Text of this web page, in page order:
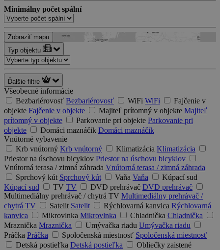
Minimálny počet spální
Zobraziť mapu
Typ objektu
Ďalšie filtre
Všeobecné informácie
Bezbariérovosť Bezbariérovosť WiFi WiFi
Fajčenie v
objekte Fajčenie v objekte Majiteľ prítomný v objekte Majiteľ
prítomný v objekte
Parkovanie pri objekte Parkovanie pri
objekte
Domáci maznáčik Domáci maznáčik
Vnútorné vybavenie
Krb vnútorný Krb vnútorný Klimatizácia Klimatizácia
Priestor na úschovu bicyklov Priestor na úschovu bicyklov
Vnútorná terasa / zimná záhrada Vnútorná terasa / zimná záhrada
Sprchový kút Sprchový kút Vaňa Vaňa
Kúpací sud
Kúpací sud
TV TV DVD prehrávač DVD prehrávač
Multimediálny prehrávač / chytrá TV Multimediálny prehrávač /
chytrá TV
Satelit Satelit Rýchlovarná kanvica Rýchlovarná
kanvica
Mikrovlnka Mikrovlnka Chladnička Chladnička
Mraznička Mraznička Umývačka riadu Umývačka riadu
Práčka Práčka Spoločenská miestnosť Spoločenská miestnosť
Detská postieľka Detská postieľka
Obliečky zaistené